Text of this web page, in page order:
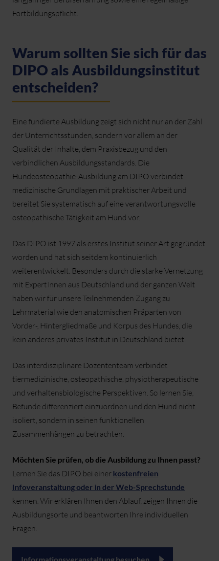
Fortbildungspflicht.
Warum sollten Sie sich für das
DIPO als Ausbildungsinstitut
entscheiden?
Eine fundierte Ausbildung zeigt sich nicht nur an der Zahl
der Unterrichtsstunden, sondern vor allem an der
Qualität der Inhalte, dem Praxisbezug und den
verbindlichen Ausbildungsstandards. Die
Hundeosteopathie-Ausbildung am DIPO verbindet
medizinische Grundlagen mit praktischer Arbeit und
bereitet Sie systematisch auf eine verantwortungsvolle
osteopathische Tätigkeit am Hund vor.
Das DIPO ist 1997 als erstes Institut seiner Art gegründet
worden und hat sich seitdem kontinuierlich
weiterentwickelt. Besonders durch die starke Vernetzung
mit ExpertInnen aus Deutschland und der ganzen Welt
haben wir für unsere Teilnehmenden Zugang zu
Lehrmaterial wie den anatomischen Präparten von
Vorder-, Hintergliedmaße und Korpus des Hundes, die
kein anderes privates Institut in Deutschland bietet.
Das interdisziplinäre Dozententeam verbindet
tiermedizinische, osteopathische, physiotherapeutische
und verhaltensbiologische Perspektiven. So lernen Sie,
Befunde differenziert einzuordnen und den Hund nicht
isoliert, sondern in seinen funktionellen
Zusammenhängen zu betrachten.
Möchten Sie prüfen, ob die Ausbildung zu Ihnen passt?
Lernen Sie das DIPO bei einer kostenfreien
Infoveranstaltung oder in der Web-Sprechstunde
kennen. Wir erklären Ihnen den Ablauf, zeigen Ihnen die
Ausbildungsorte und beantworten Ihre individuellen
Fragen.